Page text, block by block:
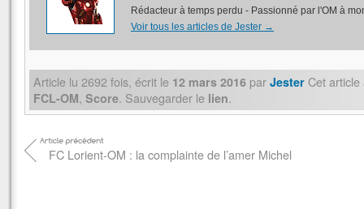
Rédacteur à temps perdu - Passionné par l'OM à
Voir tous les articles de Jester →
Article lu 2692 fois, écrit le 12 mars 2016 par Jester Cet
FCL-OM, Score. Sauvegarder le lien.
FC Lorient-OM : la complainte de l’amer Michel